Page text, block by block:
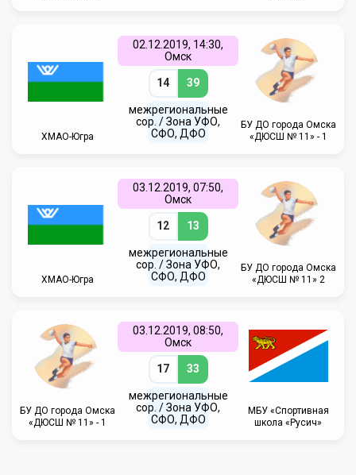
ХМАО-Югра
02.12.2019, 14:30,
Омск
14 39
межрегиональные
сор. / Зона УФО,
СФО, ДФО
БУ ДО города Омска
«ДЮСШ № 11» - 1
ХМАО-Югра
03.12.2019, 07:50,
Омск
12 13
межрегиональные
сор. / Зона УФО,
СФО, ДФО
БУ ДО города Омска
«ДЮСШ № 11» 2
БУ ДО города Омска
«ДЮСШ № 11» - 1
03.12.2019, 08:50,
Омск
17 33
межрегиональные
сор. / Зона УФО,
СФО, ДФО
МБУ «Спортивная
школа «Русич»